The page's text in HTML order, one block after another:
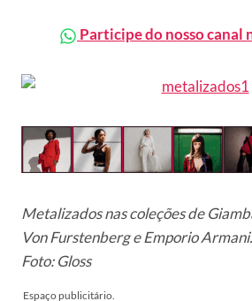
Participe do nosso canal
Metalizados nas coleções de
Von Furstenberg e Emporio Armani.
Foto: Gloss